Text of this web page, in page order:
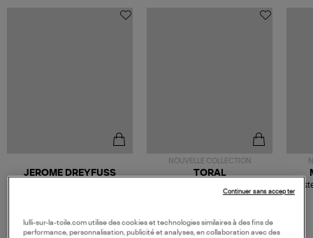
JEROME DREYFUSS
NOUVELLE COLLECTION
189,00 €
TORAL
Mousse
lulli-sur-la-toile.com utilise des cookies et technologies similaires à des fins de
performance, personnalisation, publicité et analyses, en collaboration avec des
Continuer sans accepter